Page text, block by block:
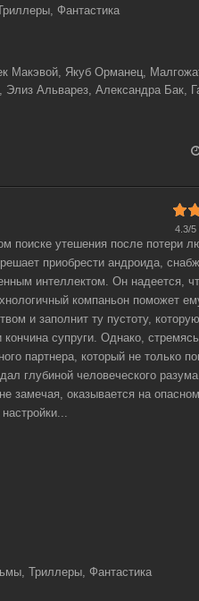
Фантастика
Макэвой, Якуб Орманец,
Альварез, Александра Бак,
4.3/5
поиске утешения после потери
приобрести андроида,
интеллектом. Он надеется,
компаньон поможет
и заполнит ту пустоту,
кончина супруги. Однако,
партнера, который не только
глубиной человеческого
замечая, оказывается на
Триллеры, Фантастика